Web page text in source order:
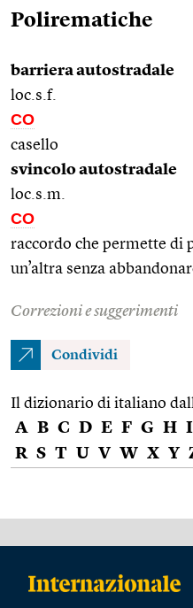
Polirematiche
barriera autostradale
loc.s.f.
CO
casello
svincolo autostradale
loc.s.m.
CO
raccordo che permette di
un’altra senza
Correzioni e suggerimenti
Condividi
Il dizionario di italiano
A B C D E F G H I
R S T U V W X Y